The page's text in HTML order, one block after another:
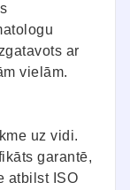
ar
vielām.
uz vidi.
garantē,
atbilst ISO